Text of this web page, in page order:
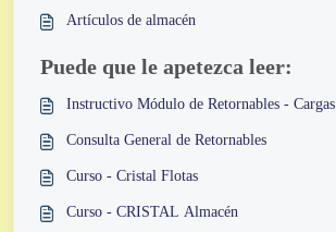
Artículos de almacén
Puede que le apetezca leer:
Instructivo Módulo de Retornables - Cargas
Consulta General de Retornables
Curso - Cristal Flotas
Curso - CRISTAL Almacén